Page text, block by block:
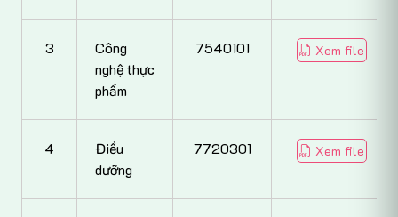
3
Công
nghệ thực
phẩm
7540101 Xem file
4
Điều
dưỡng
7720301 Xem file